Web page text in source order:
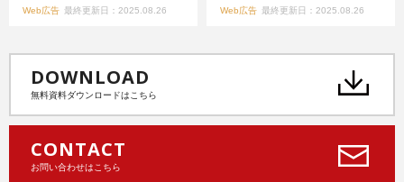
Web広告 最終更新日：2025.08.26 Web広告 最終更新日：2025.08.26
DOWNLOAD
無料資料ダウンロードはこちら
CONTACT
お問い合わせはこちら